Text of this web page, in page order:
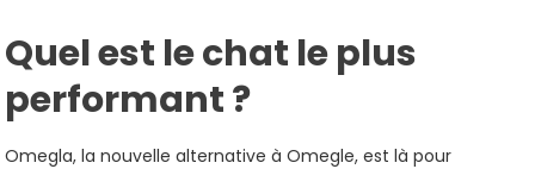
Quel est le chat le plus
performant ?
Omegla, la nouvelle alternative à Omegle, est là pour